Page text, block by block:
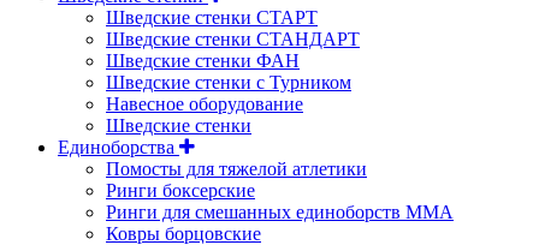
Шведские стенки СТАРТ
Шведские стенки СТАНДАРТ
Шведские стенки ФАН
Шведские стенки с Турником
Навесное оборудование
Шведские стенки
Единоборства
Помосты для тяжелой атлетики
Ринги боксерские
Ринги для смешанных единоборств ММА
Ковры борцовские